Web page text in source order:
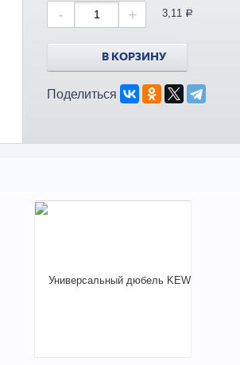
- + 3,11 a
В КОРЗИНУ
Поделиться